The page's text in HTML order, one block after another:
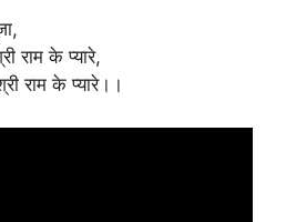
राम के प्यारे,
राम के प्यारे।।